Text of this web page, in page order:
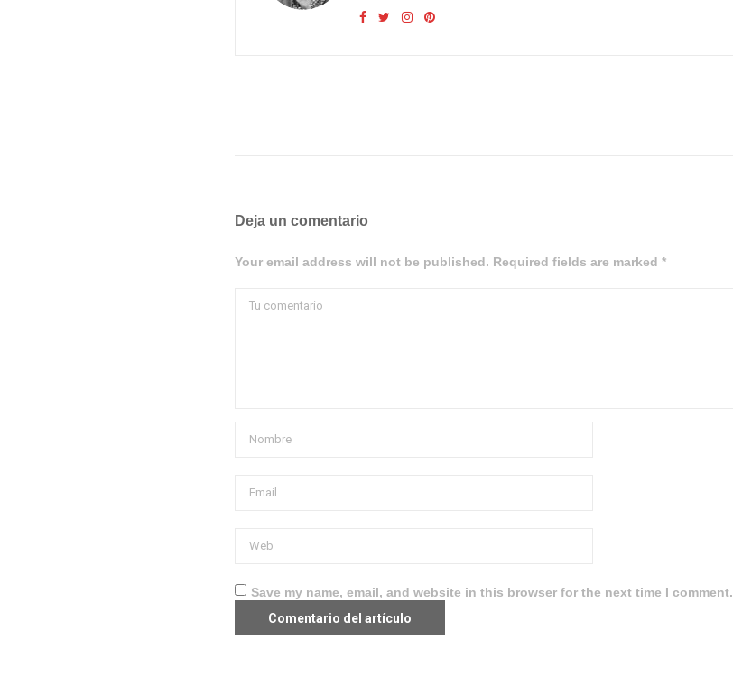
Deja un comentario
Your email address will not be published. Required fields are marked *
Save my name, email, and website in this browser for the next time I comment.